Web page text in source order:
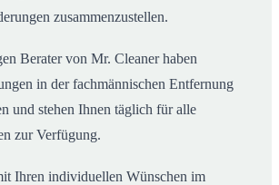
zusammenzustellen.
Berater von Mr. Cleaner haben
in der fachmännischen Entfernung
und stehen Ihnen täglich für alle
zur Verfügung.
Ihren individuellen Wünschen im